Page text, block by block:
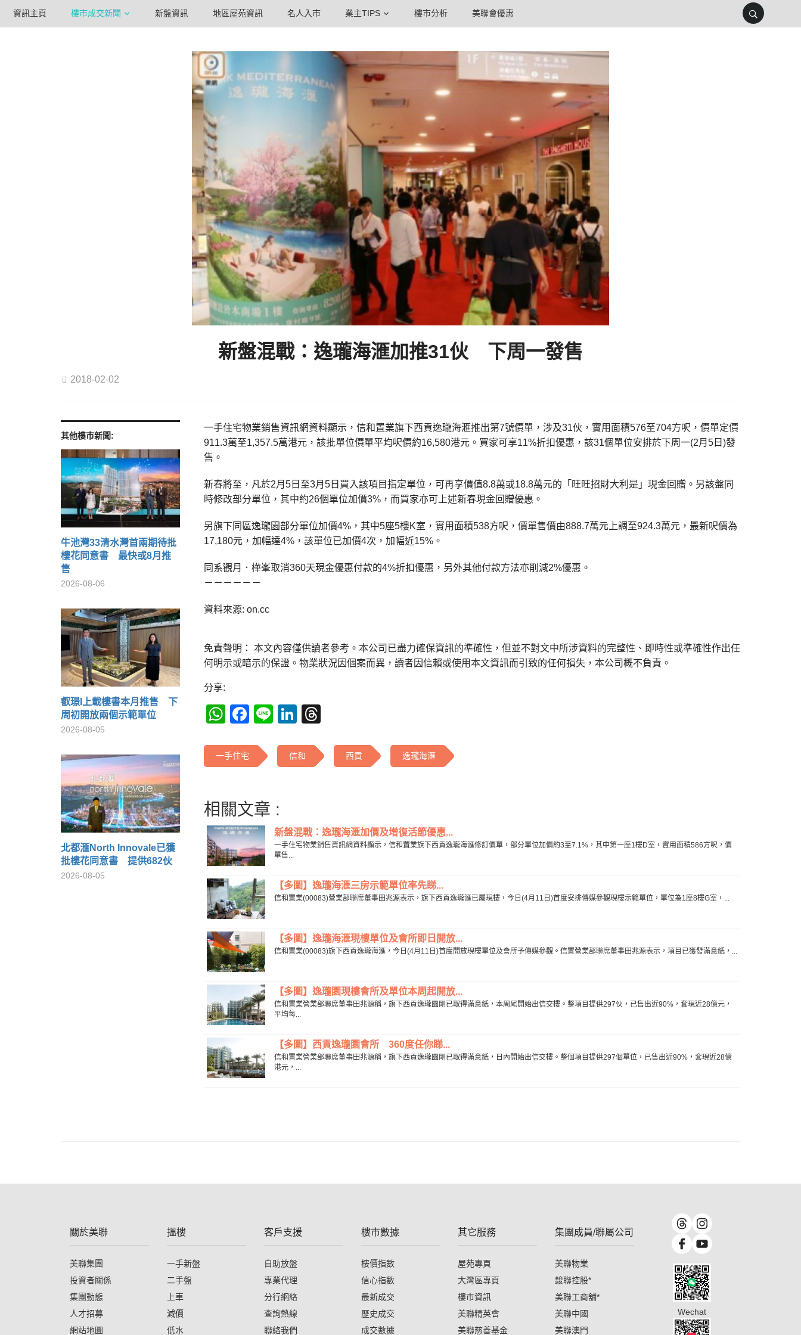
資訊主頁 樓市成交新聞 新盤資訊 地區屋苑資訊 名人入市 業主TIPS 樓市分析 美聯會優惠
新盤混戰：逸瓏海滙加推31伙 下周一發售
2018-02-02
其他樓巿新聞:
牛池灣33清水灣首兩期待批
樓花同意書 最快或8月推
售
2026-08-06
叡璟I上載樓書本月推售 下
周初開放兩個示範單位
2026-08-05
北都滙North Innovale已獲
批樓花同意書 提供682伙
2026-08-05
一手住宅物業銷售資訊網資料顯示，信和置業旗下西貢逸瓏海滙推出第7號價單，涉及31伙，實用面積576至704方呎，價單定價
911.3萬至1,357.5萬港元，該批單位價單平均呎價約16,580港元。買家可享11%折扣優惠，該31個單位安排於下周一(2月5日)發
售。
新春將至，凡於2月5日至3月5日買入該項目指定單位，可再享價值8.8萬或18.8萬元的「旺旺招財大利是」現金回贈。另該盤同
時修改部分單位，其中約26個單位加價3%，而買家亦可上述新春現金回贈優惠。
另旗下同區逸瓏園部分單位加價4%，其中5座5樓K室，實用面積538方呎，價單售價由888.7萬元上調至924.3萬元，最新呎價為
17,180元，加幅達4%，該單位已加價4次，加幅近15%。
同系觀月．樺峯取消360天現金優惠付款的4%折扣優惠，另外其他付款方法亦削減2%優惠。
－－－－－－
資料來源: on.cc
免責聲明： 本文內容僅供讀者參考。本公司已盡力確保資訊的準確性，但並不對文中所涉資料的完整性、即時性或準確性作出任
何明示或暗示的保證。物業狀況因個案而異，讀者因信賴或使用本文資訊而引致的任何損失，本公司概不負責。
分享:
WhatsApp
Facebook
LineLinkedIn
一手住宅 信和 西貢 逸瓏海滙
相關文章 :
新盤混戰：逸瓏海滙加價及增復活節優惠...
一手住宅物業銷售資訊網資料顯示，信和置業旗下西貢逸瓏海滙修訂價單，部分單位加價約3至7.1%，其中第一座1樓D室，實用面積586方呎，價
單售...
【多圖】逸瓏海滙三房示範單位率先睇...
信和置業(00083)營業部聯席董事田兆源表示，旗下西貢逸瓏滙已屬現樓，今日(4月11日)首度安排傳媒參觀現樓示範單位，單位為1座8樓G室，...
【多圖】逸瓏海滙現樓單位及會所即日開放...
信和置業(00083)旗下西貢逸瓏海滙，今日(4月11日)首度開放現樓單位及會所予傳媒參觀。信置營業部聯席董事田兆源表示，項目已獲發滿意紙，...
【多圖】逸瓏園現樓會所及單位本周起開放...
信和置業營業部聯席董事田兆源稱，旗下西貢逸瓏園剛已取得滿意紙，本周尾開始出信交樓。整項目提供297伙，已售出近90%，套現近28億元，
平均每...
【多圖】西貢逸瓏園會所 360度任你睇...
信和置業營業部聯席董事田兆源稱，旗下西貢逸瓏園剛已取得滿意紙，日內開始出信交樓。整個項目提供297個單位，已售出近90%，套現近28億
港元，...
關於美聯
美聯集團
投資者關係
集團動態
人才招募
網站地圖
搵樓
一手新盤
二手盤
上車
減價
低水
客戶支援
自助放盤
專業代理
分行網絡
查詢熱線
聯絡我們
樓市數據
樓價指數
信心指數
最新成交
歷史成交
成交數據
其它服務
屋苑專頁
大灣區專頁
樓市資訊
美聯精英會
美聯慈善基金
集團成員/聯屬公司
美聯物業
鋑聯控股*
美聯工商舖*
美聯中國
美聯澳門
Wechat